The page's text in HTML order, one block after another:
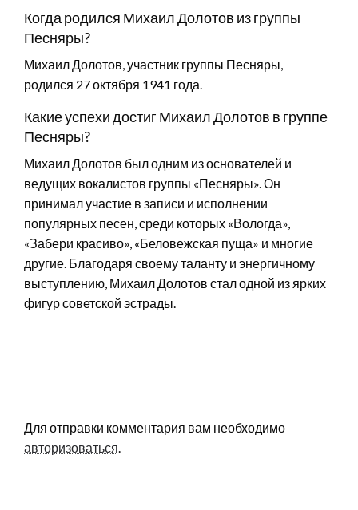
Когда родился Михаил Долотов из группы
Песняры?
Михаил Долотов, участник группы Песняры,
родился 27 октября 1941 года.
Какие успехи достиг Михаил Долотов в группе
Песняры?
Михаил Долотов был одним из основателей и
ведущих вокалистов группы «Песняры». Он
принимал участие в записи и исполнении
популярных песен, среди которых «Вологда»,
«Забери красиво», «Беловежская пуща» и многие
другие. Благодаря своему таланту и энергичному
выступлению, Михаил Долотов стал одной из ярких
фигур советской эстрады.
Для отправки комментария вам необходимо
авторизоваться.